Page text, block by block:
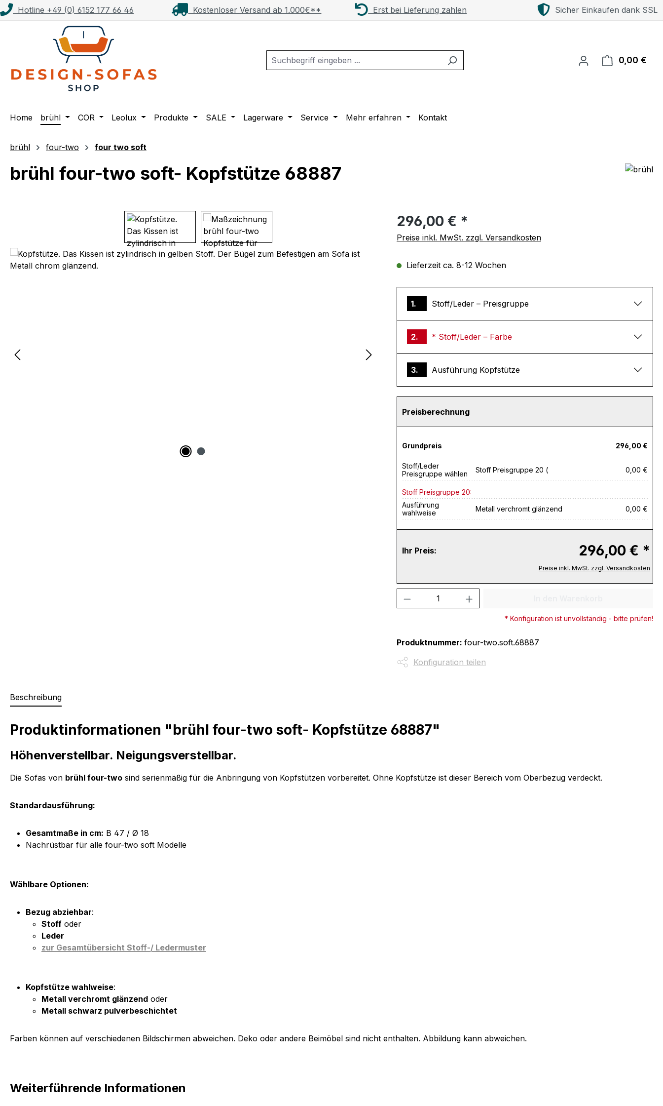
Hauptinhalt springen
Zur Suche springen
Zur Hauptnavigation springen
Hotline +49 (0) 6152 177 66 46 Kostenloser Versand ab 1.000€** Erst bei Lieferung zahlen Sicher Einkaufen dank SSL
0,00 €
Home brühl COR Leolux Produkte SALE Lagerware Service Mehr erfahren Kontakt
brühl four-two four two soft
brühl four-two soft- Kopfstütze 68887
Regulärer Preis:
296,00 € *
Preise inkl. MwSt. zzgl. Versandkosten
Lieferzeit ca. 8-12 Wochen
1. Stoff/Leder – Preisgruppe
2. * Stoff/Leder – Farbe
3. Ausführung Kopfstütze
Preisberechnung
Grundpreis 296,00 €
Stoff/Leder
Preisgruppe wählen
Stoff Preisgruppe 20 ( 0,00 €
Stoff Preisgruppe 20:
Ausführung
wahlweise
Metall verchromt glänzend 0,00 €
Ihr Preis: 296,00 € *
Preise inkl. MwSt. zzgl. Versandkosten
Produkt Anzahl: Gib den gewünschten Wert
* Konfiguration ist unvollständig - bitte prüfen!
Produktnummer: four-two.soft.68887
Konfiguration teilen
Beschreibung
Produktinformationen "brühl four-two soft- Kopfstütze 68887"
Höhenverstellbar. Neigungsverstellbar.
Die Sofas von brühl four-two sind serienmäßig für die Anbringung von Kopfstützen vorbereitet. Ohne Kopfstütze ist dieser Bereich vom Oberbezug verdeckt.
Standardausführung:
Gesamtmaße in cm: B 47 / Ø 18
Nachrüstbar für alle four-two soft Modelle
Wählbare Optionen:
Bezug abziehbar:
Stoff oder
Leder
zur Gesamtübersicht Stoff-/ Ledermuster
Kopfstütze wahlweise:
Metall verchromt glänzend oder
Metall schwarz pulverbeschichtet
Farben können auf verschiedenen Bildschirmen abweichen. Deko oder andere Beimöbel sind nicht enthalten. Abbildung kann abweichen.
Weiterführende Informationen